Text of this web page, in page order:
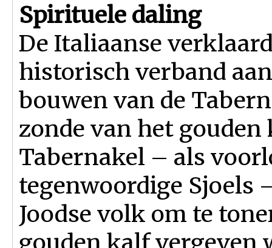
Spirituele daling
De Italiaanse
historisch verband
bouwen van de
zonde van het gouden
Tabernakel – als
tegenwoordige Sjoels
Joodse volk om te
gouden kalf vergeven